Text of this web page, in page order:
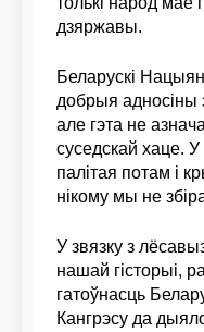
дзяржавы.
Беларускі
добрыя адносіны з
але гэта не
суседскай хаце.
палітая потам і
нікому мы не
У звязку з
нашай гісторыі,
гатоўнасць
Кангрэсу да